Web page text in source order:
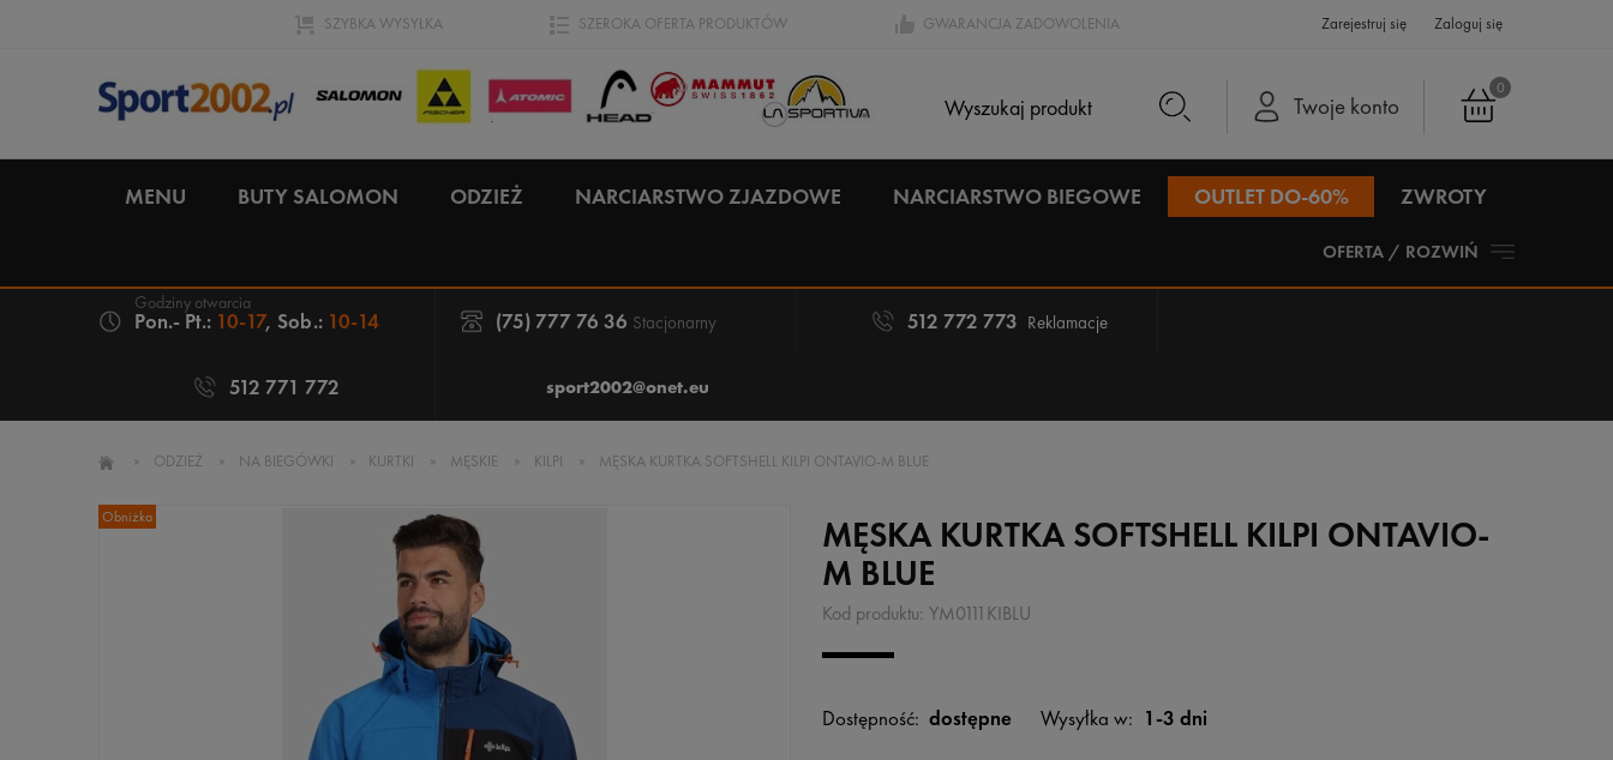
SZYBKA WYSYŁKA SZEROKA OFERTA PRODUKTÓW GWARANCJA ZADOWOLENIA Zarejestruj się Zaloguj się
0
Twoje konto
MENU BUTY SALOMON ODZIEŻ NARCIARSTWO ZJAZDOWE NARCIARSTWO BIEGOWE OUTLET DO-60% ZWROTY
OFERTA / ROZWIŃ
Pon.- Pt.: 10-17, Sob.: 10-14 (75) 777 76 36 Stacjonarny 512 772 773 Reklamacje
512 771 772 sport2002@onet.eu
» ODZIEŻ » NA BIEGÓWKI » KURTKI » MĘSKIE » KILPI » MĘSKA KURTKA SOFTSHELL KILPI ONTAVIO-M BLUE
Obniżka
MĘSKA KURTKA SOFTSHELL KILPI ONTAVIO-
M BLUE
Kod produktu: YM0111KIBLU
Dostępność: dostępne Wysyłka w: 1-3 dni